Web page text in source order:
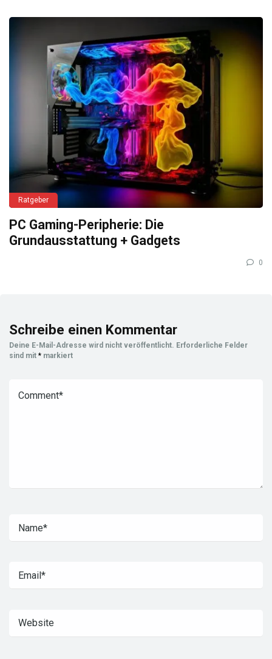
Ratgeber
PC Gaming-Peripherie: Die
Grundausstattung + Gadgets
0
Schreibe einen Kommentar
Deine E-Mail-Adresse wird nicht veröffentlicht. Erforderliche Felder
sind mit * markiert